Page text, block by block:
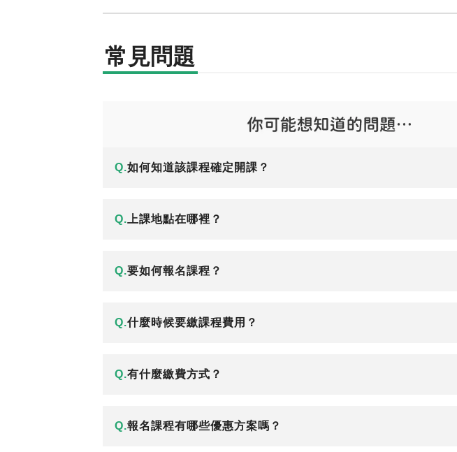
常見問題
Q.如何知道該課程確定開課？
Q. 上課地點在哪裡？
Q.要如何報名課程？
Q.什麼時候要繳課程費用？
Q.有什麼繳費方式？
Q.報名課程有哪些優惠方案嗎？